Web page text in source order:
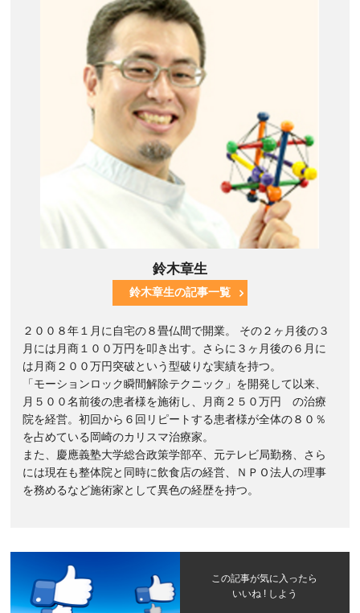
鈴木章生
鈴木章生の記事一覧
２００８年１月に自宅の８畳仏間で開業。 その２ヶ月後の３
月には月商１００万円を叩き出す。さらに３ヶ月後の６月に
は月商２００万円突破という型破りな実績を持つ。
「モーションロック瞬間解除テクニック」を開発して以来、
月５００名前後の患者様を施術し、月商２５０万円 の治療
院を経営。初回から６回リピートする患者様が全体の８０％
を占めている岡崎のカリスマ治療家。
また、慶應義塾大学総合政策学部卒、元テレビ局勤務、さら
には現在も整体院と同時に飲食店の経営、ＮＰＯ法人の理事
を務めるなど施術家として異色の経歴を持つ。
この記事が気に入ったら
いいね ! しよう